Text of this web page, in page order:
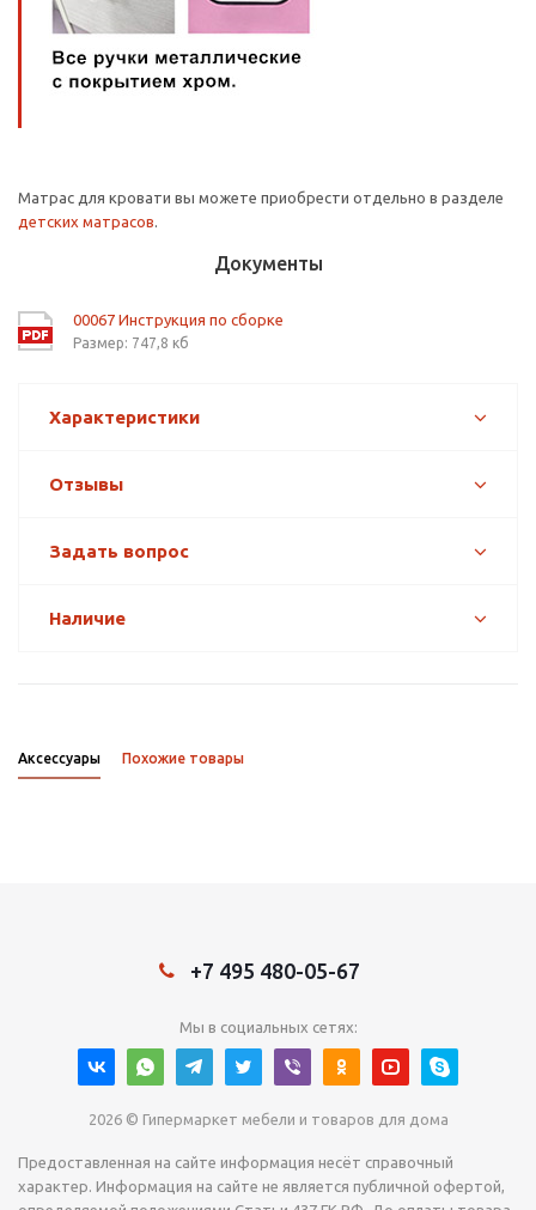
Матрас для кровати вы можете приобрести отдельно в разделе
детских матрасов.
Документы
00067 Инструкция по сборке
Размер: 747,8 кб
Характеристики
Отзывы
Задать вопрос
Наличие
Аксессуары Похожие товары
+7 495 480-05-67
Мы в социальных сетях:
2026 © Гипермаркет мебели и товаров для дома
Предоставленная на сайте информация несёт справочный
характер. Информация на сайте не является публичной офертой,